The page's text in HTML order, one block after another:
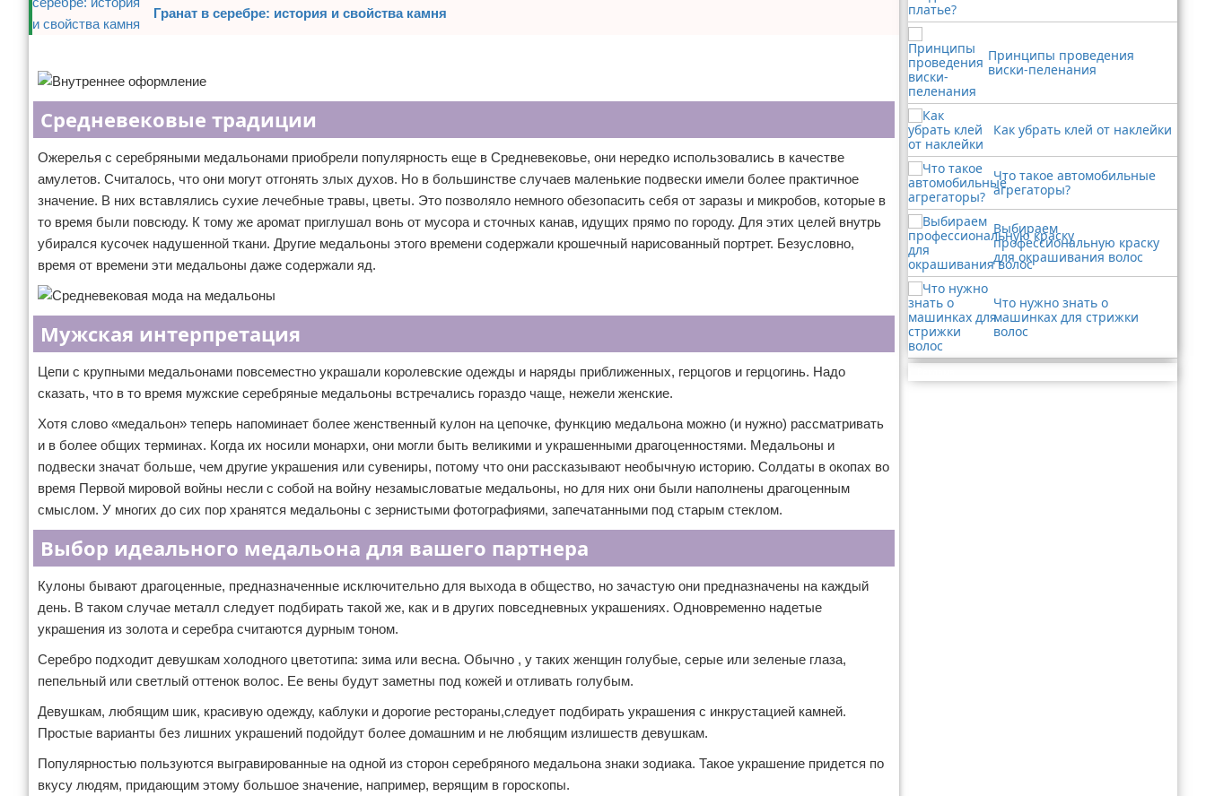
Гранат в серебре: история и свойства камня
Средневековые традиции
Ожерелья с серебряными медальонами приобрели популярность еще в Средневековье, они нередко использовались в качестве
амулетов. Считалось, что они могут отгонять злых духов. Но в большинстве случаев маленькие подвески имели более практичное
значение. В них вставлялись сухие лечебные травы, цветы. Это позволяло немного обезопасить себя от заразы и микробов, которые в
то время были повсюду. К тому же аромат приглушал вонь от мусора и сточных канав, идущих прямо по городу. Для этих целей внутрь
убирался кусочек надушенной ткани. Другие медальоны этого времени содержали крошечный нарисованный портрет. Безусловно,
время от времени эти медальоны даже содержали яд.
Мужская интерпретация
Цепи с крупными медальонами повсеместно украшали королевские одежды и наряды приближенных, герцогов и герцогинь. Надо
сказать, что в то время мужские серебряные медальоны встречались гораздо чаще, нежели женские.
Хотя слово «медальон» теперь напоминает более женственный кулон на цепочке, функцию медальона можно (и нужно) рассматривать
и в более общих терминах. Когда их носили монархи, они могли быть великими и украшенными драгоценностями. Медальоны и
подвески значат больше, чем другие украшения или сувениры, потому что они рассказывают необычную историю. Солдаты в окопах во
время Первой мировой войны несли с собой на войну незамысловатые медальоны, но для них они были наполнены драгоценным
смыслом. У многих до сих пор хранятся медальоны с зернистыми фотографиями, запечатанными под старым стеклом.
Выбор идеального медальона для вашего партнера
Кулоны бывают драгоценные, предназначенные исключительно для выхода в общество, но зачастую они предназначены на каждый
день. В таком случае металл следует подбирать такой же, как и в других повседневных украшениях. Одновременно надетые
украшения из золота и серебра считаются дурным тоном.
Серебро подходит девушкам холодного цветотипа: зима или весна. Обычно , у таких женщин голубые, серые или зеленые глаза,
пепельный или светлый оттенок волос. Ее вены будут заметны под кожей и отливать голубым.
Девушкам, любящим шик, красивую одежду, каблуки и дорогие рестораны,следует подбирать украшения с инкрустацией камней.
Простые варианты без лишних украшений подойдут более домашним и не любящим излишеств девушкам.
Популярностью пользуются выгравированные на одной из сторон серебряного медальона знаки зодиака. Такое украшение придется по
вкусу людям, придающим этому большое значение, например, верящим в гороскопы.
Принципы проведения
виски-пеленания
Как убрать клей от наклейки
Что такое автомобильные
агрегаторы?
Выбираем
профессиональную краску
для окрашивания волос
Что нужно знать о
машинках для стрижки
волос